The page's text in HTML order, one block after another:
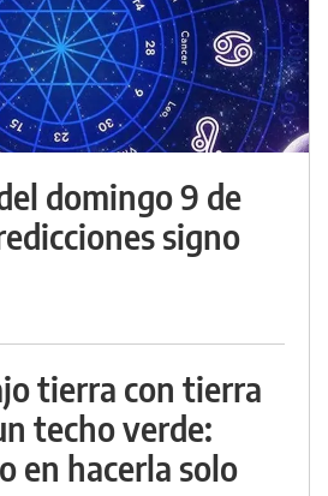
domingo 9 de
signo
tierra con tierra
techo verde:
en hacerla solo